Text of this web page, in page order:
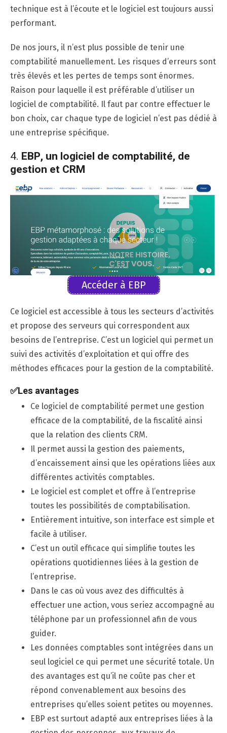
technique est à l’écoute et le logiciel est toujours aussi
performant.
De nos jours, il n’est plus possible de tenir une
comptabilité manuellement. Les risques d’erreurs sont
très élevés et les pertes de temps sont énormes.
Raison pour laquelle il est préférable d’utiliser un
logiciel de comptabilité. Il faut par contre effectuer le
bon choix, car chaque type de logiciel n’est pas dédié à
une entreprise spécifique.
4. EBP, un logiciel de comptabilité, de
gestion et CRM
Accéder à EBP
Ce logiciel est accessible à tous les secteurs d’activités
et propose des serveurs qui correspondent aux
besoins de l’entreprise. C’est un logiciel qui permet un
suivi des activités d’exploitation et qui offre des
méthodes efficaces pour la gestion de la comptabilité.
✅Les avantages
Ce logiciel de comptabilité permet une gestion
efficace de la comptabilité, de la fiscalité ainsi
que la relation des clients CRM.
Il permet aussi la gestion des paiements,
d’encaissement ainsi que les opérations liées aux
différentes activités comptables.
Le logiciel est complet et offre à l’entreprise
toutes les possibilités de comptabilisation.
Entièrement intuitive, son interface est simple et
facile à utiliser.
C’est un outil efficace qui simplifie toutes les
opérations quotidiennes liées à la gestion de
l’entreprise.
Dans le cas où vous avez des difficultés à
effectuer une action, vous seriez accompagné au
téléphone par un professionnel afin de vous
guider.
Les données comptables sont intégrées dans un
seul logiciel ce qui permet une sécurité totale. Un
des avantages est qu’il ne coûte pas cher et
répond convenablement aux besoins des
entreprises qu’elles soient petites ou moyennes.
EBP est surtout adapté aux entreprises liées à la